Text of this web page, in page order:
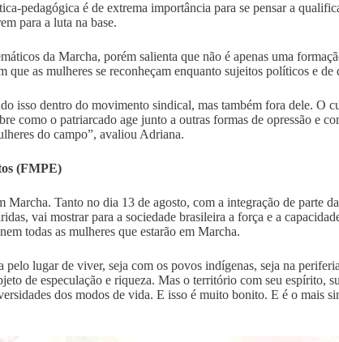
é de extrema importância para se pensar a
para a luta na base.
da Marcha, porém salienta que não é apenas uma
as mulheres se reconheçam enquanto sujeitos políticos e de
isso dentro do movimento sindical, mas também fora dele. O
o patriarcado age junto a outras formas de opressão e
do campo”, avaliou Adriana.
(FMPE)
Tanto no dia 13 de agosto, com a integração de parte
vai mostrar para a sociedade brasileira a força e a
todas as mulheres que estarão em Marcha.
lugar de viver, seja com os povos indígenas, seja na
de especulação e riqueza. Mas o território com seu espírito,
dos modos de vida. E isso é muito bonito. E é o mais